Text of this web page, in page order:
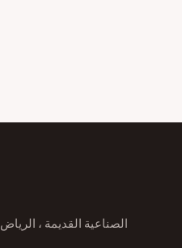
الصناعية القديمة ، الرياض